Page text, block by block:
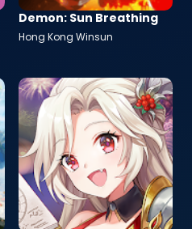
Demon: Sun Breathing
Hong Kong Winsun